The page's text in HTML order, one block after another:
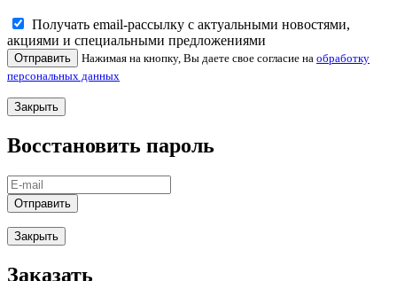
Получать email-рассылку с актуальными новостями,
акциями и специальными предложениями
Отправить Нажимая на кнопку, Вы даете свое согласие на обработку
персональных данных
Закрыть
Восстановить пароль
Отправить
Закрыть
Заказать